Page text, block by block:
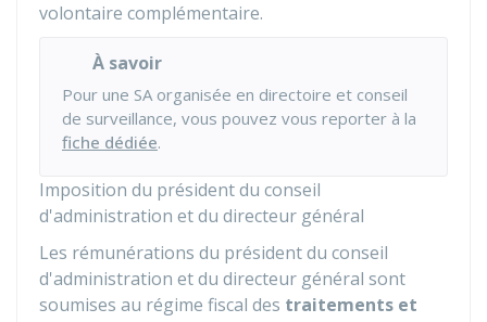
volontaire complémentaire.
À savoir
Pour une SA organisée en directoire et conseil
de surveillance, vous pouvez vous reporter à la
fiche dédiée.
Imposition du président du conseil
d'administration et du directeur général
Les rémunérations du président du conseil
d'administration et du directeur général sont
soumises au régime fiscal des traitements et